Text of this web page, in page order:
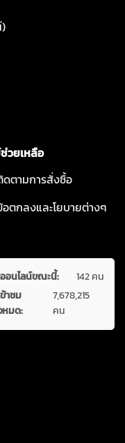
วยเหลือ
ดตามการสั่งซื้อ
ตกลงและโยบายต่างๆ
ออนไลน์ขณะนี้:
142 คน
าชม
หมด:
7,678,215
คน